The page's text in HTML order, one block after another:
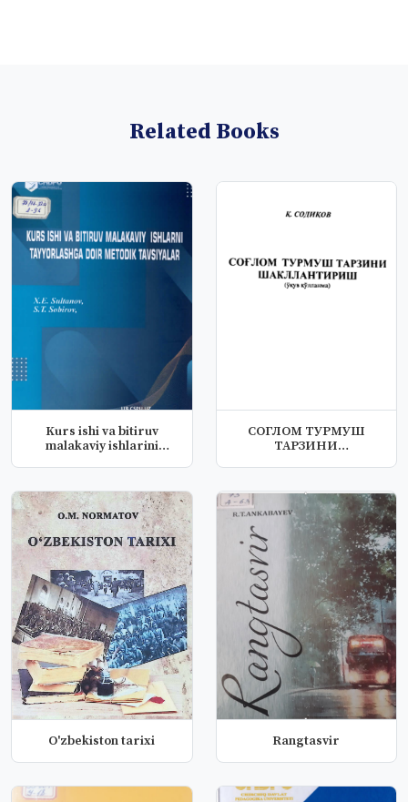
Related Books
Kurs ishi va bitiruv
malakaviy ishlarini
СОГЛОМ ТУРМУШ
ТАРЗИНИ
O'zbekiston tarixi Rangtasvir